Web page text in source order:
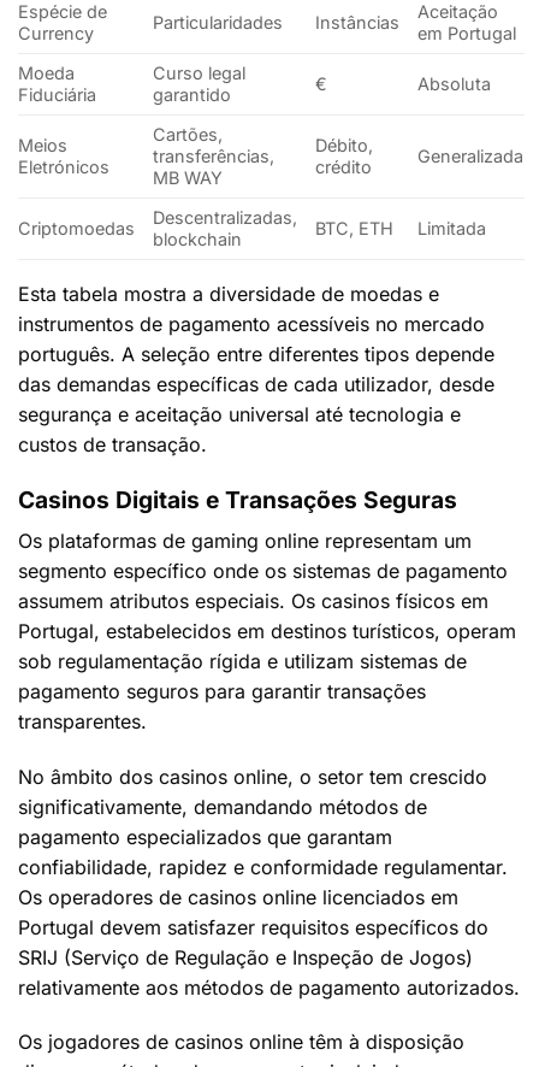
Espécie de
Currency
Particularidades Instâncias
Aceitação
em Portugal
Moeda
Fiduciária
Curso legal
garantido
€ Absoluta
Meios
Eletrónicos
Cartões,
transferências,
MB WAY
Débito,
crédito
Generalizada
Criptomoedas
Descentralizadas,
blockchain
BTC, ETH Limitada
Esta tabela mostra a diversidade de moedas e
instrumentos de pagamento acessíveis no mercado
português. A seleção entre diferentes tipos depende
das demandas específicas de cada utilizador, desde
segurança e aceitação universal até tecnologia e
custos de transação.
Casinos Digitais e Transações Seguras
Os plataformas de gaming online representam um
segmento específico onde os sistemas de pagamento
assumem atributos especiais. Os casinos físicos em
Portugal, estabelecidos em destinos turísticos, operam
sob regulamentação rígida e utilizam sistemas de
pagamento seguros para garantir transações
transparentes.
No âmbito dos casinos online, o setor tem crescido
significativamente, demandando métodos de
pagamento especializados que garantam
confiabilidade, rapidez e conformidade regulamentar.
Os operadores de casinos online licenciados em
Portugal devem satisfazer requisitos específicos do
SRIJ (Serviço de Regulação e Inspeção de Jogos)
relativamente aos métodos de pagamento autorizados.
Os jogadores de casinos online têm à disposição